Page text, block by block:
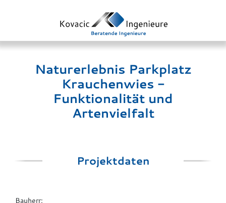
Naturerlebnis Parkplatz
Krauchenwies -
Funktionalität und
Artenvielfalt
Projektdaten
Bauherr: